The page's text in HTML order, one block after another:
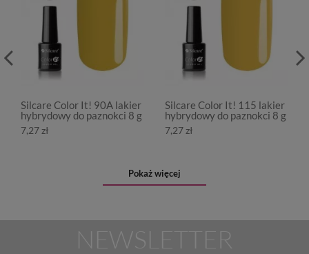
Silcare Color It! 90A lakier
hybrydowy do paznokci 8 g
7,27 zł
Silcare Color It! 115 lakier
hybrydowy do paznokci 8 g
7,27 zł
Pokaż więcej
NEWSLETTER